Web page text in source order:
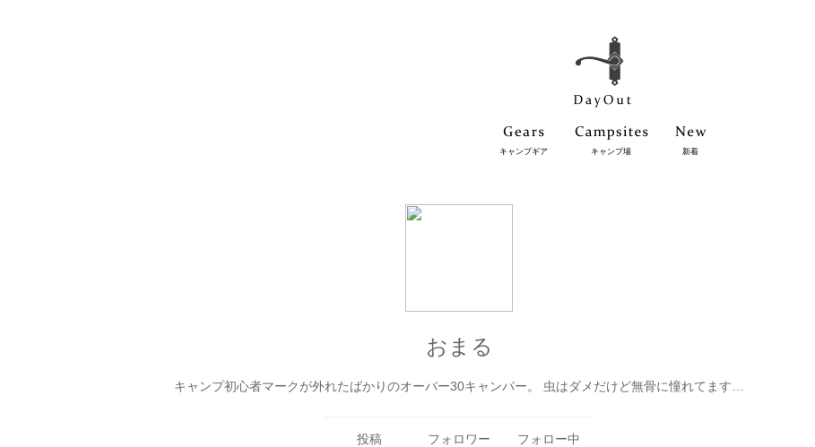
キャンプギア キャンプ場 新着
おまる
キャンプ初心者マークが外れたばかりのオーバー30キャンパー。 虫はダメだけど無骨に憧れてます…
投稿
フォロワー
フォロー中